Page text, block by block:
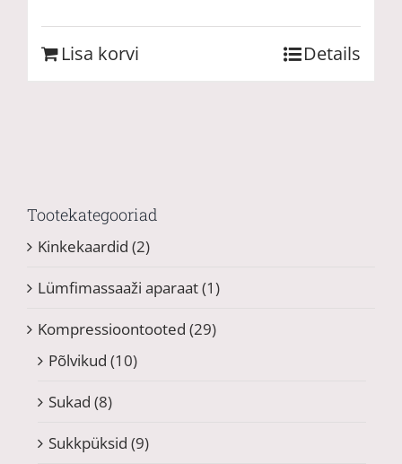
5.00/ 5
Lisa korvi Details
Tootekategooriad
Kinkekaardid (2)
Lümfimassaaži aparaat(1)
Kompressioontooted (29)
Põlvikud (10)
Sukad (8)
Sukkpüksid (9)